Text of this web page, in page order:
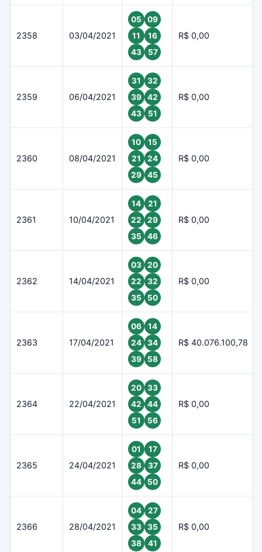
2358 03/04/2021
05
09
11
16
43
57
R$ 0,00
2359 06/04/2021
31
32
39
42
43
51
R$ 0,00
2360 08/04/2021
10
15
21
24
29
45
R$ 0,00
2361 10/04/2021
14
21
22
29
35
46
R$ 0,00
2362 14/04/2021
03
20
22
32
35
50
R$ 0,00
2363 17/04/2021
06
14
24
34
39
58
R$ 40.076.100,78
2364 22/04/2021
20
33
42
44
51
56
R$ 0,00
2365 24/04/2021
01
17
28
37
44
50
R$ 0,00
2366 28/04/2021
04
27
33
35
38
41
R$ 0,00